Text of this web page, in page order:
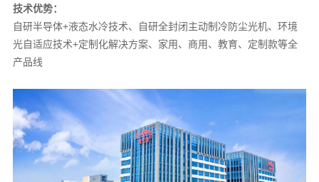
技术优势：
自研半导体+液态水冷技术、
自研全封闭主动制冷防尘光机、环境
光自适应技术+定制化解决方案、家用、商用、教育、定制款等全
产品线